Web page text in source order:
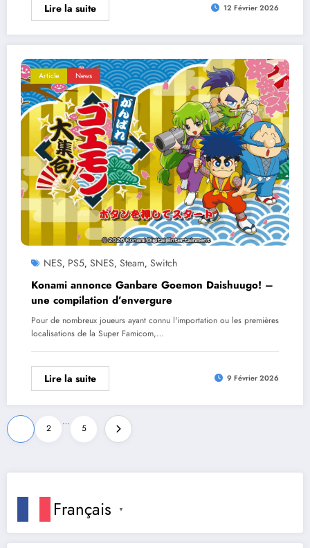
Lire la suite 12 Février 2026
Article News
NES, PS5, SNES, Steam, Switch
Konami annonce Ganbare Goemon Daishuugo! –
une compilation d’envergure
Pour de nombreux joueurs ayant connu l'importation ou les premières
localisations de la Super Famicom,…
Lire la suite 9 Février 2026
Pagination
des
publications
2
…
5
Français ▼